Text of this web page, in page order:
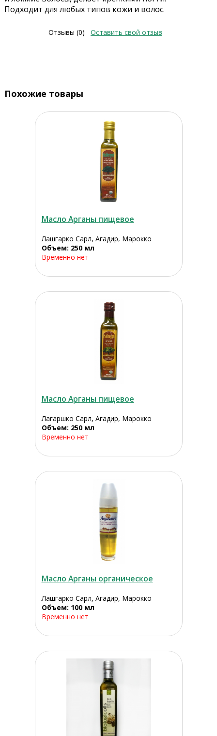
Подходит для любых типов кожи и волос.
Отзывы (0) Оставить свой отзыв
Похожие товары
Масло Арганы пищевое
Лашгарко Сарл, Агадир, Марокко
Объем: 250 мл
Временно нет
Масло Арганы пищевое
Лагаршко Сарл, Агадир, Марокко
Объем: 250 мл
Временно нет
Масло Арганы органическое
Лашгарко Сарл, Агадир, Марокко
Объем: 100 мл
Временно нет